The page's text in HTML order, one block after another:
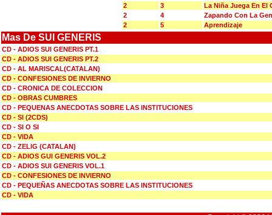
2
3
La Niña Juega En El
2
4
Zapando Con La
2
5 Aprendizaje
Mas De SUI GENERIS
CD - ADIOS SUI GENERIS PT.1
CD - ADIOS SUI GENERIS PT.2
CD - AL MARISCAL(CATALAN)
CD - CONFESIONES DE INVIERNO
CD - CRONICA DE COLECCION
CD - OBRAS CUMBRES
CD - PEQUENAS ANECDOTAS SOBRE LAS INSTITUCIONES
CD - SI (2CDS)
CD - SI O SI
CD - VIDA
CD - ZELIG (CATALAN)
CD - ADIOS GUI GENERIS VOL.2
CD - ADIOS SUI GENERIS VOL.1
CD - CONFESIONES DE INVIERNO
CD - PEQUEÑAS ANECDOTAS SOBRE LAS INSTITUCIONES
CD - VIDA